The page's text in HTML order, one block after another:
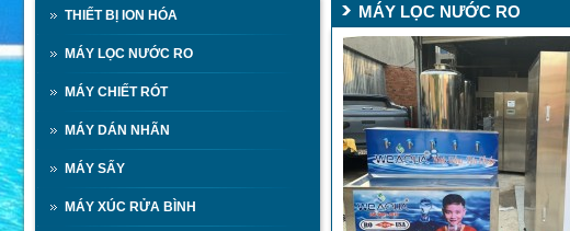
THIẾT BỊ ION HÓA
MÁY LỌC NƯỚC RO
MÁY CHIẾT RÓT
MÁY DÁN NHÃN
MÁY SẤY
MÁY XÚC RỬA BÌNH
MÁY LỌC NƯỚC RO